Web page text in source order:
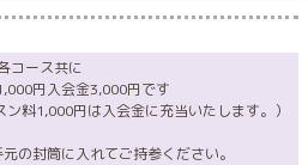
コース共に
円入会金3,000円です
ン料1,000円は入会金に充当いたします。）
の封筒に入れてご持参ください。